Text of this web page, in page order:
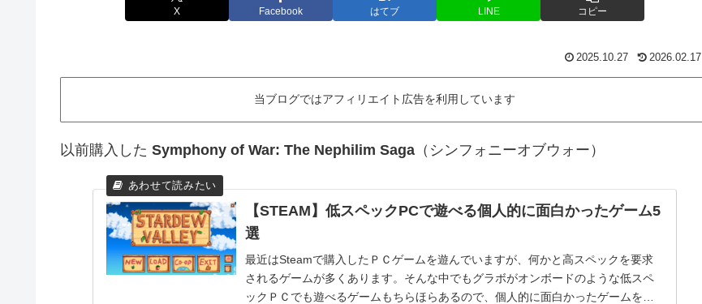
X Facebook はてブ LINE コピー
2025.10.27 2026.02.17
当ブログではアフィリエイト広告を利用しています
以前購入した Symphony of War: The Nephilim Saga （シンフォニーオブウォー）
【STEAM】低スペックPCで遊べる個人的に面白かったゲーム5
選
最近はSteamで購入したＰＣゲームを遊んでいますが、何かと高スペックを要求
されるゲームが多くあります。そんな中でもグラボがオンボードのような低スペ
ックＰＣでも遊べるゲームもちらほらあるので、個人的に面白かったゲームを紹